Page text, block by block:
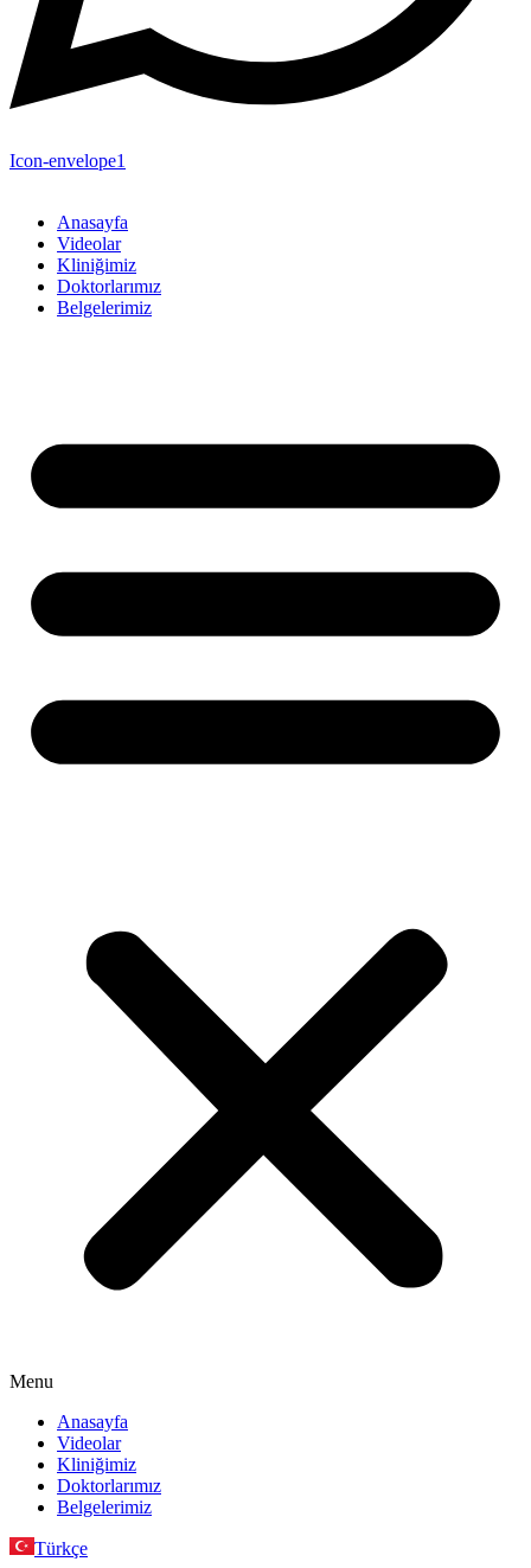
Icon-envelope1
Anasayfa
Videolar
Kliniğimiz
Doktorlarımız
Belgelerimiz
Menu
Anasayfa
Videolar
Kliniğimiz
Doktorlarımız
Belgelerimiz
Türkçe